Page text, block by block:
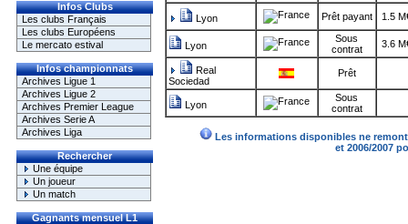
Infos Clubs
Les clubs Français
Les clubs Européens
Le mercato estival
Infos championnats
Archives Ligue 1
Archives Ligue 2
Archives Premier League
Archives Serie A
Archives Liga
Rechercher
Une équipe
Un joueur
Un match
Gagnants mensuel L1
Lyon Prêt payant 1.5
Lyon
Sous
contrat
3.6
Real
Sociedad
Prêt
Lyon
Sous
contrat
Les informations disponibles ne
et 2006/2007